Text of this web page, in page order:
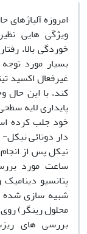
امروزه آلیاژهای
ویژگی هایی
خوردگی بالا،
بسیار مورد
غیرفعال اکسید
کند، با این حال
پایداری لایه
خود جلب کرده
نیکل پس از انجام
ساعت مورد
پتانسیو
محلول رینگر)
بررسی های